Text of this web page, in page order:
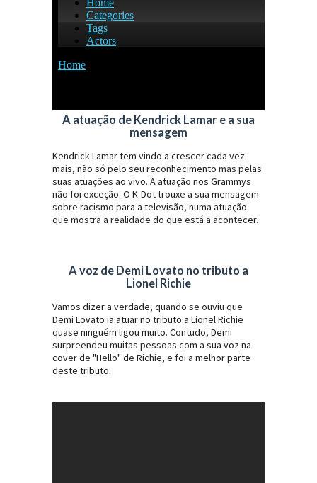
A atuação de Kendrick Lamar e a sua
mensagem
Kendrick Lamar tem vindo a crescer cada vez
mais, não só pelo seu reconhecimento mas pelas
suas atuações ao vivo. A atuação nos Grammys
não foi exceção. O K-Dot trouxe a sua mensagem
sobre racismo para a televisão, numa atuação
que mostra a realidade do que está a acontecer.
A voz de Demi Lovato no tributo a
Lionel Richie
Vamos dizer a verdade, quando se ouviu que
Demi Lovato ia atuar no tributo a Lionel Richie
quase ninguém ligou muito. Contudo, Demi
surpreendeu muitas pessoas com a sua voz na
cover de "Hello" de Richie, e foi a melhor parte
deste tributo.